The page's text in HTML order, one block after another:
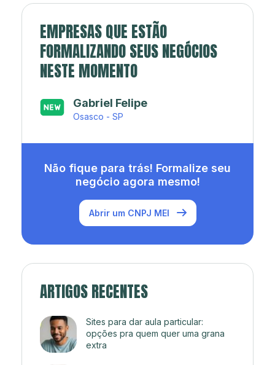
EMPRESAS QUE ESTÃO
FORMALIZANDO SEUS NEGÓCIOS
NESTE MOMENTO
Japa’s açaí e sorveteria
Rio de Janeiro - RJ
Não fique para trás! Formalize seu
negócio agora mesmo!
Abrir um CNPJ MEI
ARTIGOS RECENTES
Sites para dar aula particular:
opções pra quem quer uma grana
extra